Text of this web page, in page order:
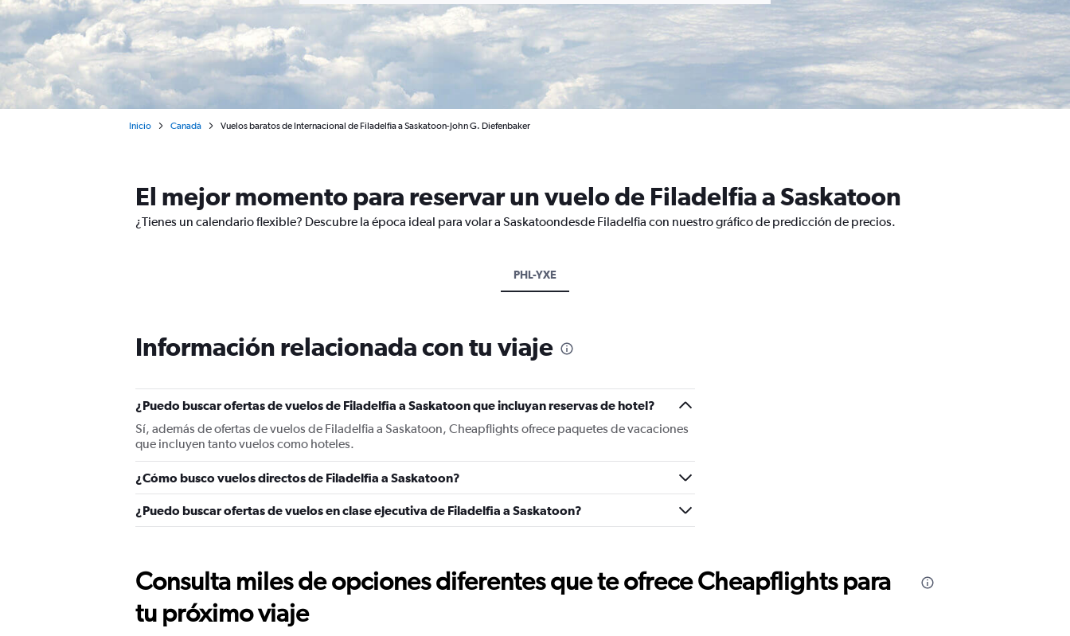
Inicio Canadá Vuelos baratos de Internacional de Filadelfia a Saskatoon-John G. Diefenbaker
El mejor momento para reservar un vuelo de Filadelfia a Saskatoon
¿Tienes un calendario flexible? Descubre la época ideal para volar a Saskatoondesde Filadelfia con nuestro gráfico de predicción de precios.
PHL-YXE
Información relacionada con tu viaje
¿Puedo buscar ofertas de vuelos de Filadelfia a Saskatoon que incluyan reservas de hotel?
Sí, además de ofertas de vuelos de Filadelfia a Saskatoon, Cheapflights ofrece paquetes de vacaciones
que incluyen tanto vuelos como hoteles.
¿Cómo busco vuelos directos de Filadelfia a Saskatoon?
¿Puedo buscar ofertas de vuelos en clase ejecutiva de Filadelfia a Saskatoon?
Consulta miles de opciones diferentes que te ofrece Cheapflights para
tu próximo viaje